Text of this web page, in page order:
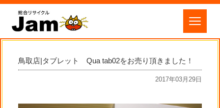
鳥取店|タブレット Qua tab02をお売り頂きました！
2017年03月29日